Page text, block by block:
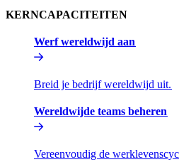
KERNCAPACITEITEN​​
Werf wereldwijd aan​​
Breid je bedrijf wereldwijd uit.​​
Wereldwijde teams beheren​​
Vereenvoudig de